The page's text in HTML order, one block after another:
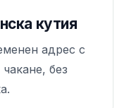
кутия
адрес с
без